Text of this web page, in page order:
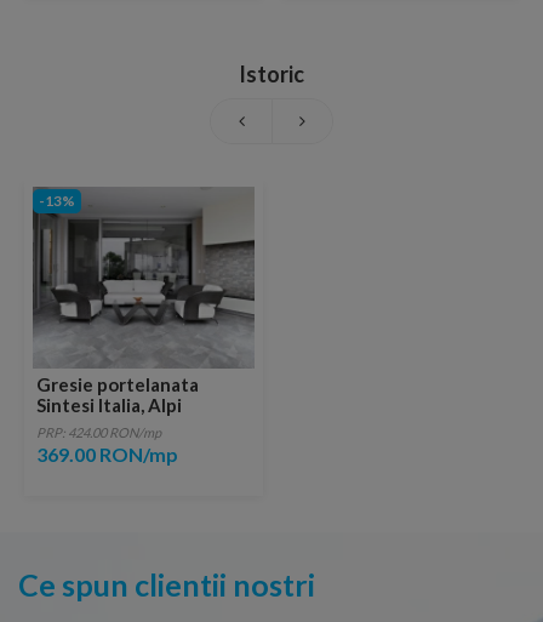
Istoric
-13%
Gresie portelanata
Sintesi Italia, Alpi
Muretto Beige 60x20 cm
PRP: 424.00 RON/mp
369.00 RON/mp
Ce spun clientii nostri